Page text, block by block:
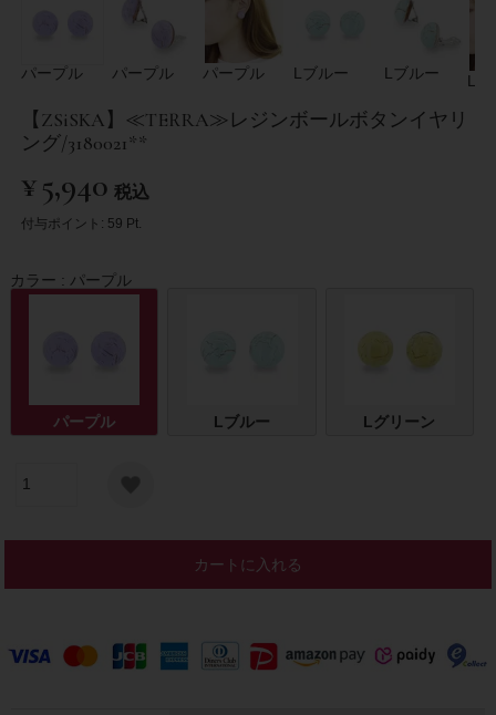
パープル パープル パープル Lブルー Lブルー Lブ
【ZSiSKA】≪TERRA≫レジンボールボタンイヤリ
ング/3180021**
¥5,940 税込
付与ポイント: 59 Pt.
カラー パープル
パープル Lブルー Lグリーン
カートに入れる